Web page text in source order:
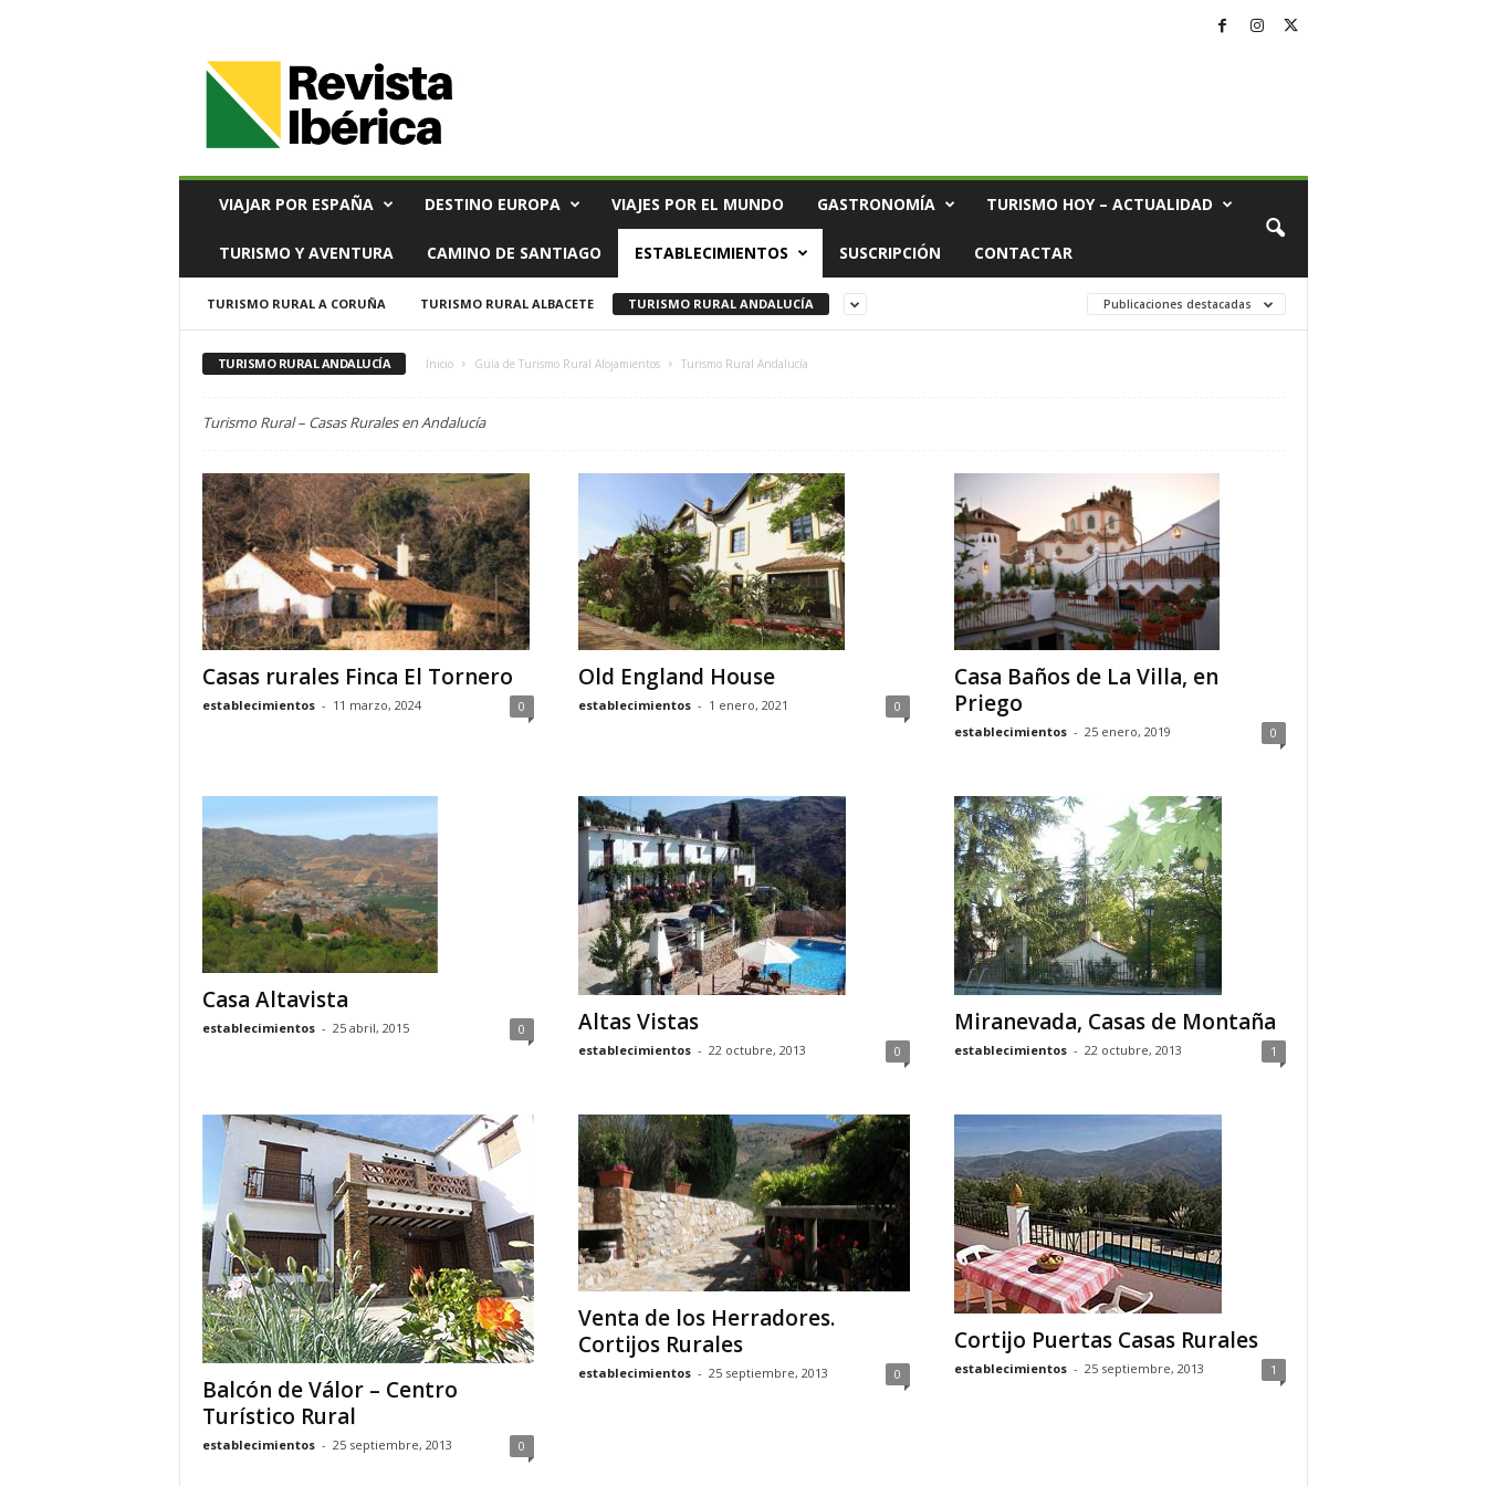
m
VIAJAR POR ESPAÑA DESTINO EUROPA VIAJES POR EL MUNDO GASTRONOMÍA TURISMO HOY – ACTUALIDAD
TURISMO Y AVENTURA CAMINO DE SANTIAGO ESTABLECIMIENTOS SUSCRIPCIÓN CONTACTAR
TURISMO RURAL A CORUÑA TURISMO RURAL ALBACETE TURISMO RURAL ANDALUCÍA Publicaciones destacadas
TURISMO RURAL ANDALUCÍA Inicio Guía de Turismo Rural Alojamientos Turismo Rural Andalucía
Turismo Rural – Casas Rurales en Andalucía
Casas rurales Finca El Tornero
establecimientos - 11 marzo, 2024 0
Old England House
establecimientos - 1 enero, 2021 0
Casa Baños de La Villa, en
Priego
establecimientos - 25 enero, 2019 0
Casa Altavista
establecimientos - 25 abril, 2015 0 Altas Vistas
establecimientos - 22 octubre, 2013 0
Miranevada, Casas de Montaña
establecimientos - 22 octubre, 2013 1
Balcón de Válor – Centro
Turístico Rural
establecimientos - 25 septiembre, 2013 0
Venta de los Herradores.
Cortijos Rurales
establecimientos - 25 septiembre, 2013 0
Cortijo Puertas Casas Rurales
establecimientos - 25 septiembre, 2013 1